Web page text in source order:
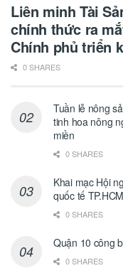
Liên minh Tài
chính thức ra
Chính phủ triển
0 SHARES
Tuần lễ nông
tinh hoa nông
miền
0 SHARES
Khai mạc Hội
quốc tế
0 SHARES
Quận 10 công
0 SHARES